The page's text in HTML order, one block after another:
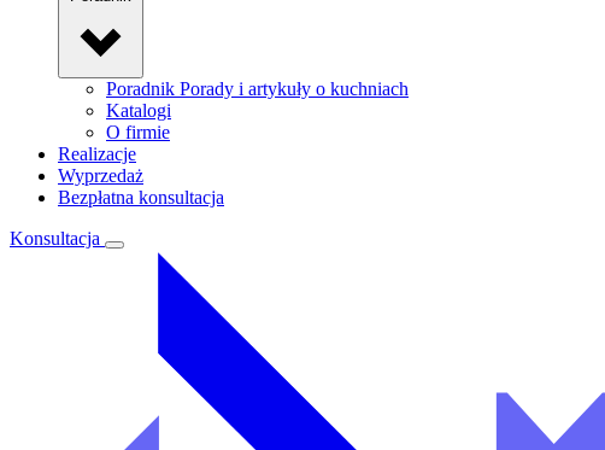
Poradnik Porady i artykuły o kuchniach
Katalogi
O firmie
Realizacje
Wyprzedaż
Bezpłatna konsultacja
Konsultacja